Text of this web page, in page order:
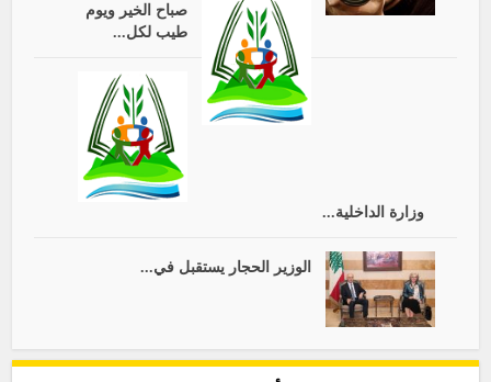
صباح الخير ويوم
طيب لكل...
وزارة الداخلية...
الوزير الحجار يستقبل في...